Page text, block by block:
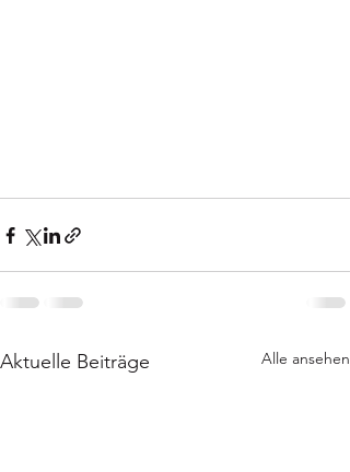
Aktuelle Beiträge Alle ansehen